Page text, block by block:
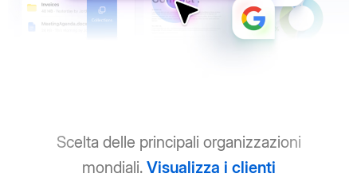
Scelta delle principali organizzazioni
mondiali. Visualizza i clienti